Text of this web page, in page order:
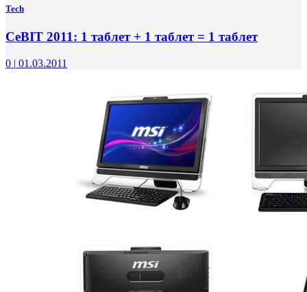
Tech
CeBIT 2011: 1 таблет + 1 таблет = 1 таблет
0 | 01.03.2011